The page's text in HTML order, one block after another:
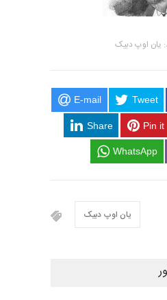
یان اوپ دبیک
E-mail Tweet
Share Pin it
WhatsApp
یان اوپ دبیک